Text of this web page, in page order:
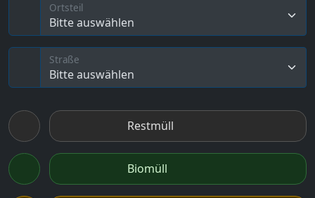
Bitte auswählen
Ortsteil
Bitte auswählen
Straße
Restmüll
Biomüll